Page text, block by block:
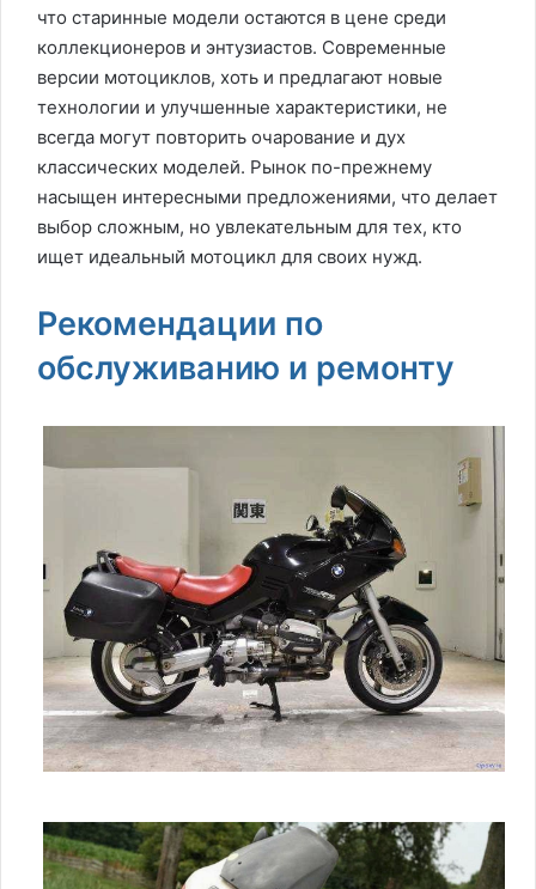
что старинные модели остаются в цене среди
коллекционеров и энтузиастов. Современные
версии мотоциклов, хоть и предлагают новые
технологии и улучшенные характеристики, не
всегда могут повторить очарование и дух
классических моделей. Рынок по-прежнему
насыщен интересными предложениями, что делает
выбор сложным, но увлекательным для тех, кто
ищет идеальный мотоцикл для своих нужд.
Рекомендации по
обслуживанию и ремонту